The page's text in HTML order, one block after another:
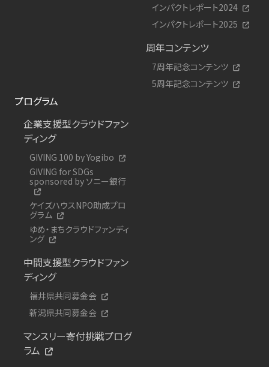
インパクトレポート2024
インパクトレポート2025
周年コンテンツ
7周年記念コンテンツ
5周年記念コンテンツ
プログラム
企業支援型クラウドファン
ディング
GIVING 100 by Yogibo
GIVING for SDGs
sponsored by ソニー銀行
ケイズハウスNPO助成プロ
グラム
ゆめ・まちクラウドファンディ
ング
中間支援型クラウドファン
ディング
福井県共同募金会
新潟県共同募金会
マンスリー寄付挑戦プログ
ラム